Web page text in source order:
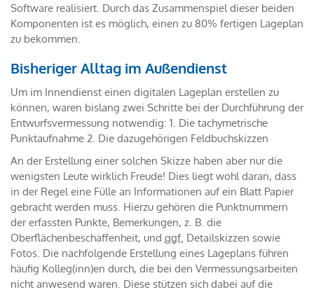
Software realisiert. Durch das Zusammenspiel dieser beiden
Komponenten ist es möglich, einen zu 80% fertigen Lageplan
zu bekommen.
Bisheriger Alltag im Außendienst
Um im Innendienst einen digitalen Lageplan erstellen zu
können, waren bislang zwei Schritte bei der Durchführung der
Entwurfsvermessung notwendig: 1. Die tachymetrische
Punktaufnahme 2. Die dazugehörigen Feldbuchskizzen
An der Erstellung einer solchen Skizze haben aber nur die
wenigsten Leute wirklich Freude! Dies liegt wohl daran, dass
in der Regel eine Fülle an Informationen auf ein Blatt Papier
gebracht werden muss. Hierzu gehören die Punktnummern
der erfassten Punkte, Bemerkungen, z. B. die
Oberflächenbeschaffenheit, und ggf. Detailskizzen sowie
Fotos. Die nachfolgende Erstellung eines Lageplans führen
häufig Kolleg(inn)en durch, die bei den Vermessungsarbeiten
nicht anwesend waren. Diese stützen sich dabei auf die